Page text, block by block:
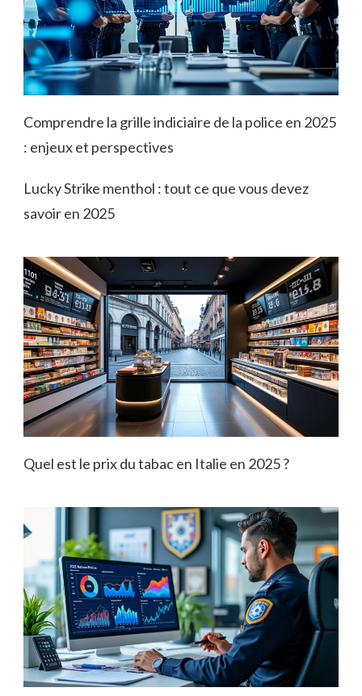
Comprendre la grille indiciaire de la police en 2025
: enjeux et perspectives
Lucky Strike menthol : tout ce que vous devez
savoir en 2025
Quel est le prix du tabac en Italie en 2025 ?